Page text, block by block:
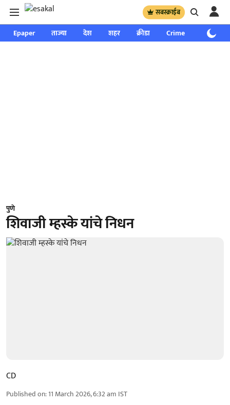
सबस्क्राईब
Epaper ताज्या देश शहर क्रीडा Crime साप्ताहिक
पुणे
शिवाजी म्हस्के यांचे निधन
CD
Published on:11 March 2026, 6:32 am IST